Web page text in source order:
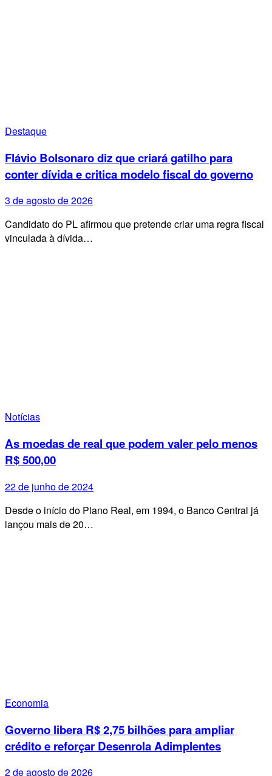
Destaque
Flávio Bolsonaro diz que criará gatilho para
conter dívida e critica modelo fiscal do governo
3 de agosto de 2026
Candidato do PL afirmou que pretende criar uma regra fiscal
vinculada à dívida…
Notícias
As moedas de real que podem valer pelo menos
R$ 500,00
22 de junho de 2024
Desde o início do Plano Real, em 1994, o Banco Central já
lançou mais de 20…
Economia
Governo libera R$ 2,75 bilhões para ampliar
crédito e reforçar Desenrola Adimplentes
2 de agosto de 2026